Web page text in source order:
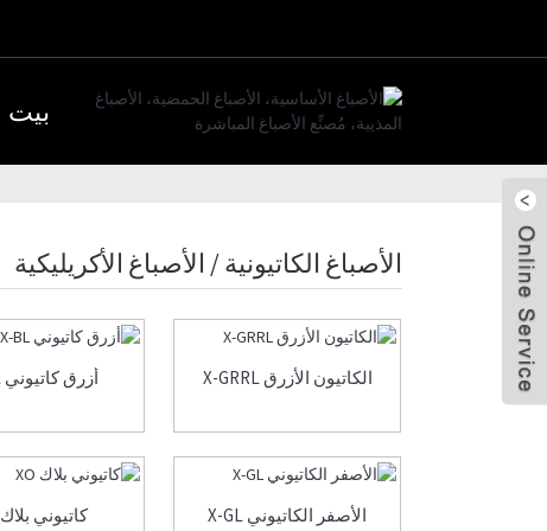
بيت
الأصباغ الكاتيونية / الأصباغ الأكريليكية
الكاتيون الأزرق X-GRRL أزرق كاتيوني X-BL
الأصفر الكاتيوني X-GL كاتيوني بلاك XO
إرسال بريد
إلكتروني
جيسي جينج